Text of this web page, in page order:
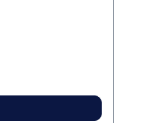
oder
Farbe des